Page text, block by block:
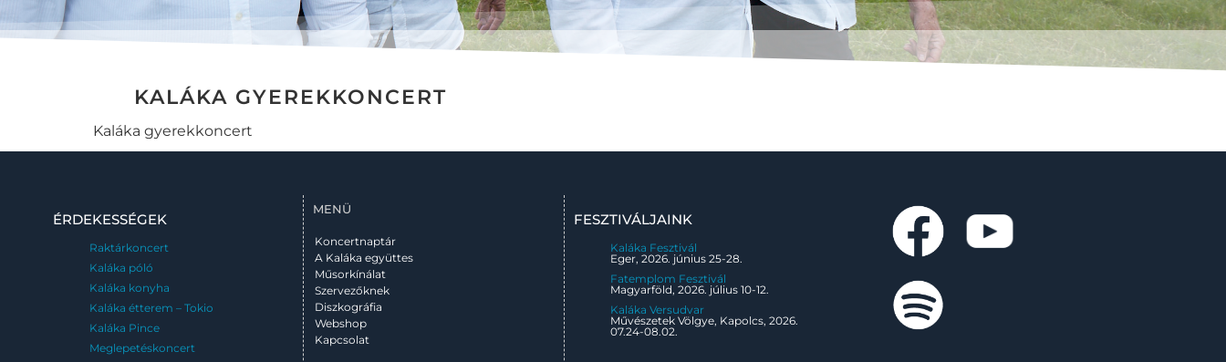
KALÁKA GYEREKKONCERT
Kaláka gyerekkoncert
ÉRDEKESSÉGEK
Raktárkoncert
Kaláka póló
Kaláka konyha
Kaláka étterem – Tokio
Kaláka Pince
Meglepetéskoncert
MENÜ
Koncertnaptár
A Kaláka együttes
Műsorkínálat
Szervezőknek
Diszkográfia
Webshop
Kapcsolat
FESZTIVÁLJAINK
Kaláka Fesztivál
Eger, 2026. június 25-28.
Fatemplom Fesztivál
Magyarföld, 2026. július 10-12.
Kaláka Versudvar
Művészetek Völgye, Kapolcs, 2026.
07.24-08.02.